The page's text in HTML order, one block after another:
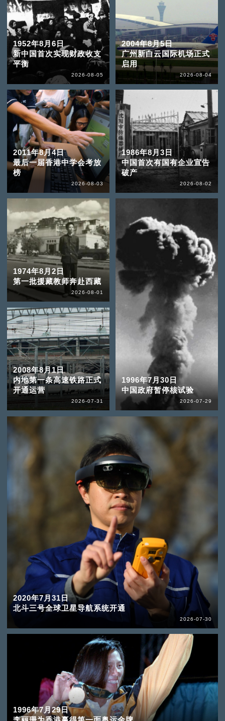
1952年8月6日
新中国首次实现财政收支
平衡
2026-08-05
2004年8月5日
广州新白云国际机场正式
启用
2026-08-04
2011年8月4日
最后一届香港中学会考放
榜
2026-08-03
1986年8月3日
中国首次有国有企业宣告
破产
2026-08-02
1974年8月2日
第一批援藏教师奔赴西藏
2026-08-01
2008年8月1日
内地第一条高速铁路正式
开通运营
2026-07-31
2020年7月31日
北斗三号全球卫星导航系统开通
2026-07-30
1996年7月30日
中国政府暂停核试验
2026-07-29
1996年7月29日